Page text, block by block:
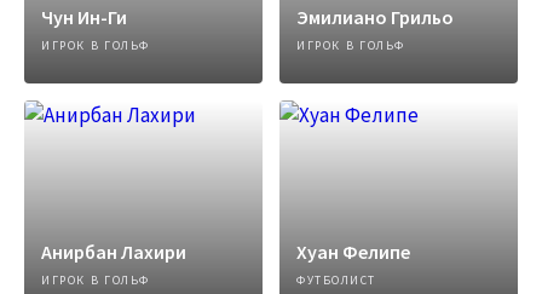
Чун Ин-Ги
ИГРОК В ГОЛЬФ
Эмилиано Грильо
ИГРОК В ГОЛЬФ
Анирбан Лахири
ИГРОК В ГОЛЬФ
Хуан Фелипе
ФУТБОЛИСТ